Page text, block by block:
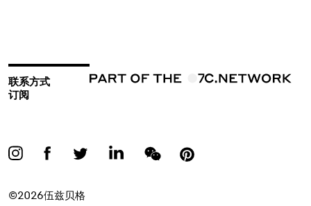
联系方式
订阅
©2026伍兹贝格